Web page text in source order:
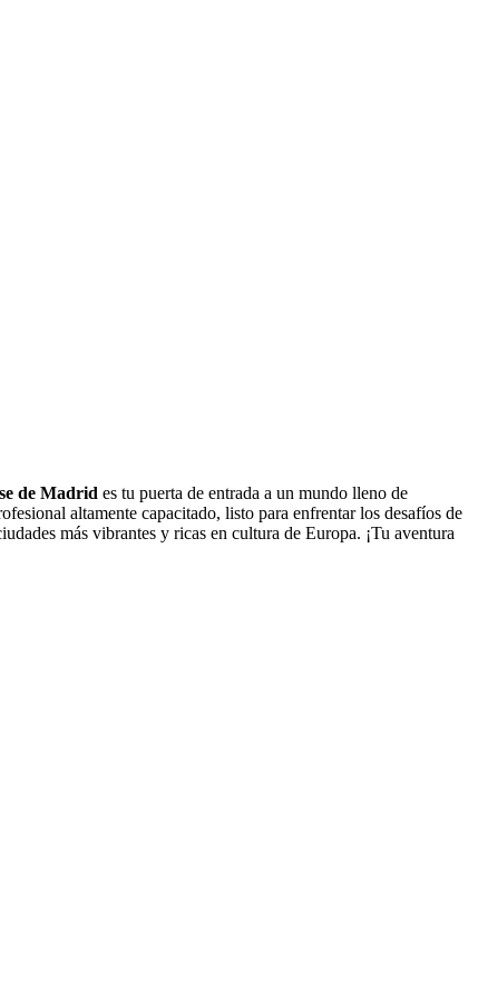
de Madrid es tu puerta de entrada a un mundo lleno de
altamente capacitado, listo para enfrentar los desafíos de
más vibrantes y ricas en cultura de Europa. ¡Tu aventura